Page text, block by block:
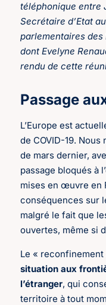
téléphonique entre
Secrétaire d’Etat
parlementaires
dont Evelyne
rendu de cette
Passage
L’Europe est
de COVID-19.
de mars dernier,
passage bloqués à
mises en œuvre en
conséquences sur
malgré le fait que
ouvertes, même si
Le « reconfinement
situation aux
l’étranger, qui
territoire à tout